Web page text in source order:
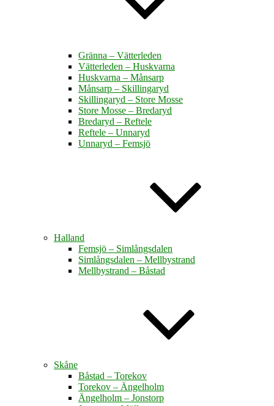
Gränna – Vätterleden
Vätterleden – Huskvarna
Huskvarna – Månsarp
Månsarp – Skillingaryd
Skillingaryd – Store Mosse
Store Mosse – Bredaryd
Bredaryd – Reftele
Reftele – Unnaryd
Unnaryd – Femsjö
Halland
Femsjö – Simlångsdalen
Simlångsdalen – Mellbystrand
Mellbystrand – Båstad
Skåne
Båstad – Torekov
Torekov – Ängelholm
Ängelholm – Jonstorp